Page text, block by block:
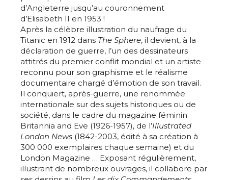
d’Angleterre jusqu’au couronnement
d’Elisabeth II en 1953 !
Après la célèbre illustration du naufrage du
Titanic en 1912 dans The Sphere, il devient, à la
déclaration de guerre, l’un des dessinateurs
attitrés du premier conflit mondial et un artiste
reconnu pour son graphisme et le réalisme
documentaire chargé d’émotion de son travail.
Il conquiert, après-guerre, une renommée
internationale sur des sujets historiques ou de
société, dans le cadre du magazine féminin
Britannia and Eve (1926-1957), de l’Illustrated
London News (1842-2003, édité à sa création à
300 000 exemplaires chaque semaine) et du
London Magazine … Exposant régulièrement,
illustrant de nombreux ouvrages, il collabore par